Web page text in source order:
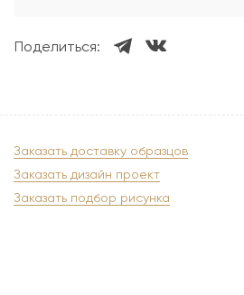
Поделиться:
Заказать доставку образцов
Заказать дизайн проект
Заказать подбор рисунка